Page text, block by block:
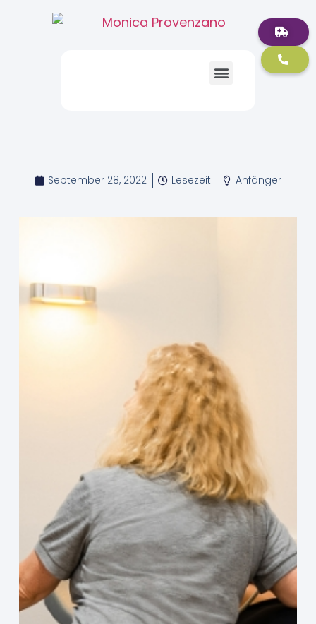
September 28, 2022 Lesezeit Anfänger